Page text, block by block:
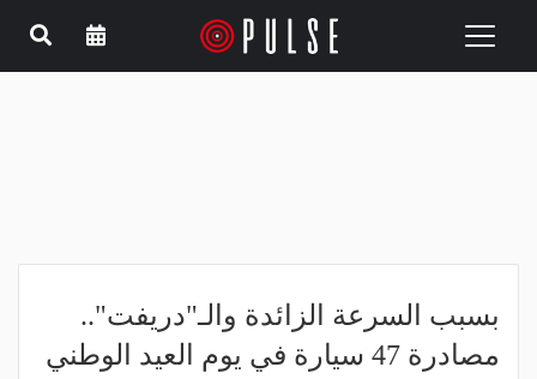
Toggle
بسبب السرعة الزائدة والـ"دريفت"..
مصادرة 47 سيارة في يوم العيد الوطني